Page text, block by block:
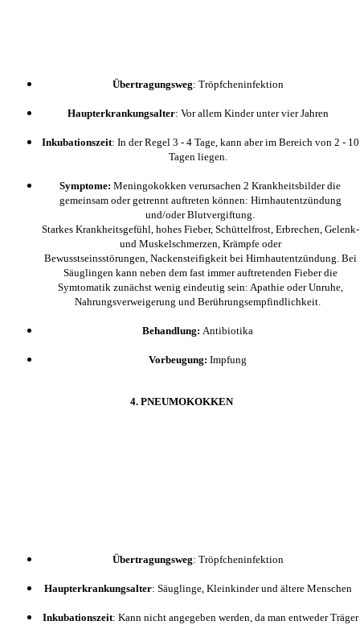
Übertragungsweg: Tröpfcheninfektion
Haupterkrankungsalter: Vor allem Kinder unter vier Jahren
Inkubationszeit: In der Regel 3 - 4 Tage, kann aber im Bereich von 2 - 10
Tagen liegen.
Symptome: Meningokokken verursachen 2 Krankheitsbilder die
gemeinsam oder getrennt auftreten können: Hirnhautentzündung
und/oder Blutvergiftung.
Starkes Krankheitsgefühl, hohes Fieber, Schüttelfrost, Erbrechen, Gelenk-
und Muskelschmerzen, Krämpfe oder
Bewusstseinsstörungen, Nackensteifigkeit bei Hirnhautentzündung. Bei
Säuglingen kann neben dem fast immer auftretenden Fieber die
Symtomatik zunächst wenig eindeutig sein: Apathie oder Unruhe,
Nahrungsverweigerung und Berührungsempfindlichkeit.
Behandlung: Antibiotika
Vorbeugung: Impfung
4. PNEUMOKOKKEN
Übertragungsweg: Tröpfcheninfektion
Haupterkrankungsalter: Säuglinge, Kleinkinder und ältere Menschen
Inkubationszeit: Kann nicht angegeben werden, da man entweder Träger